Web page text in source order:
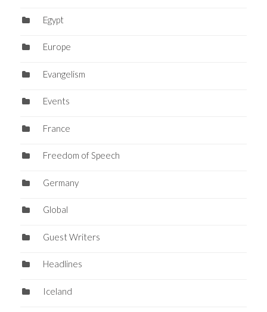
Egypt
Europe
Evangelism
Events
France
Freedom of Speech
Germany
Global
Guest Writers
Headlines
Iceland